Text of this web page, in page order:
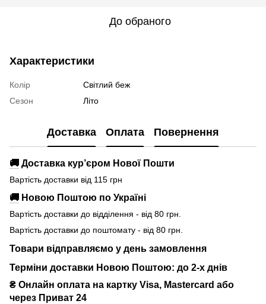
До обраного
Характеристики
Колір
Світлий беж
Сезон
Літо
Доставка Оплата Повернення
🚚 Доставка кур’єром Нової Пошти
Вартість доставки від 115 грн
🚚 Новою Поштою по Україні
Вартість доставки до відділення - від 80 грн.
Вартість доставки до поштомату - від 80 грн.
Товари відправляємо у день замовлення
Терміни доставки Новою Поштою: до 2-х днів
₴ Онлайн оплата на картку Visa, Mastercard або
через Приват 24